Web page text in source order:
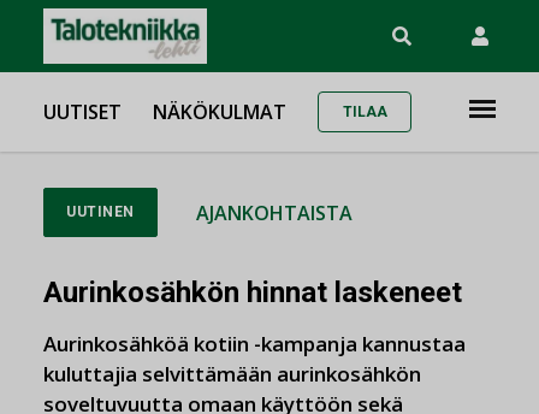
UUTISET NÄKÖKULMAT TILAA
UUTINEN AJANKOHTAISTA
Aurinkosähkön hinnat laskeneet
Aurinkosähköä kotiin -kampanja kannustaa
kuluttajia selvittämään aurinkosähkön
soveltuvuutta omaan käyttöön sekä